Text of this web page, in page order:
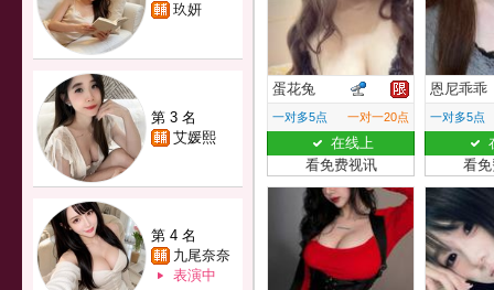
玖妍
第 3 名
艾媛熙
第 4 名
九尾奈奈
表演中
蛋花兔
一对多5点 一对一20点
在线上
看免费视讯
恩尼乖乖
一对多5点
看